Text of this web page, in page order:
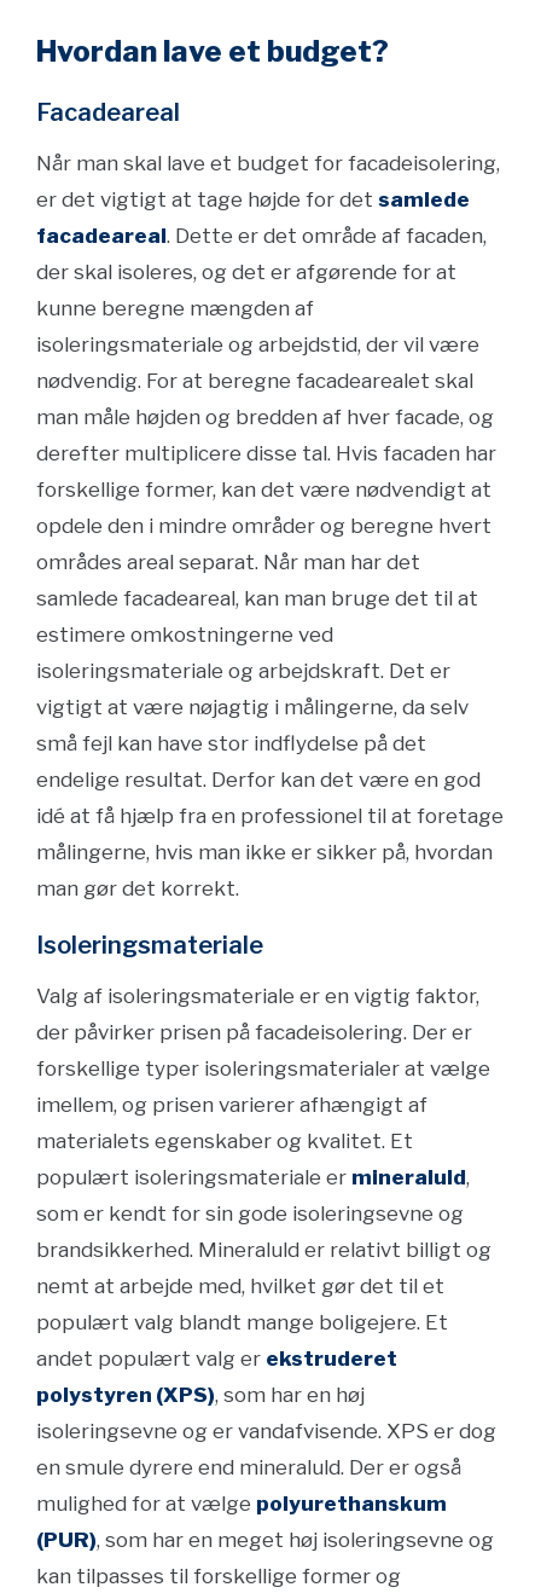
Hvordan lave et budget?
Facadeareal
Når man skal lave et budget for facadeisolering,
er det vigtigt at tage højde for det samlede
facadeareal. Dette er det område af facaden,
der skal isoleres, og det er afgørende for at
kunne beregne mængden af
isoleringsmateriale og arbejdstid, der vil være
nødvendig. For at beregne facadearealet skal
man måle højden og bredden af hver facade, og
derefter multiplicere disse tal. Hvis facaden har
forskellige former, kan det være nødvendigt at
opdele den i mindre områder og beregne hvert
områdes areal separat. Når man har det
samlede facadeareal, kan man bruge det til at
estimere omkostningerne ved
isoleringsmateriale og arbejdskraft. Det er
vigtigt at være nøjagtig i målingerne, da selv
små fejl kan have stor indflydelse på det
endelige resultat. Derfor kan det være en god
idé at få hjælp fra en professionel til at foretage
målingerne, hvis man ikke er sikker på, hvordan
man gør det korrekt.
Isoleringsmateriale
Valg af isoleringsmateriale er en vigtig faktor,
der påvirker prisen på facadeisolering. Der er
forskellige typer isoleringsmaterialer at vælge
imellem, og prisen varierer afhængigt af
materialets egenskaber og kvalitet. Et
populært isoleringsmateriale er mineraluld,
som er kendt for sin gode isoleringsevne og
brandsikkerhed. Mineraluld er relativt billigt og
nemt at arbejde med, hvilket gør det til et
populært valg blandt mange boligejere. Et
andet populært valg er ekstruderet
polystyren (XPS), som har en høj
isoleringsevne og er vandafvisende. XPS er dog
en smule dyrere end mineraluld. Der er også
mulighed for at vælge polyurethanskum
(PUR), som har en meget høj isoleringsevne og
kan tilpasses til forskellige former og